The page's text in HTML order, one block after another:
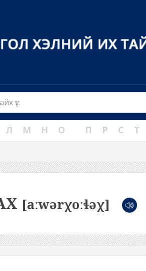
Dropdown
Л М Н О П Р С Т
[aːwərχoːɬəχ]